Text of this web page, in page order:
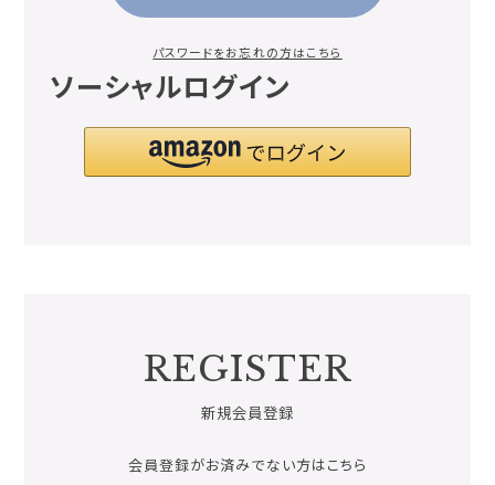
パスワードをお忘れの方はこちら
ソーシャルログイン
REGISTER
新規会員登録
会員登録がお済みでない方はこちら